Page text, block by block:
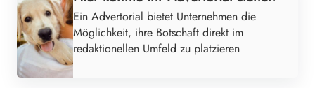
Ein Advertorial bietet Unternehmen die
Möglichkeit, ihre Botschaft direkt im
redaktionellen Umfeld zu platzieren